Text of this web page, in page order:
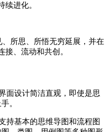
续进化。
所思、所悟无穷延展，并在
接、流动和共创。
面设计简洁直观，即使是思
。
持基本的思维导图和流程图